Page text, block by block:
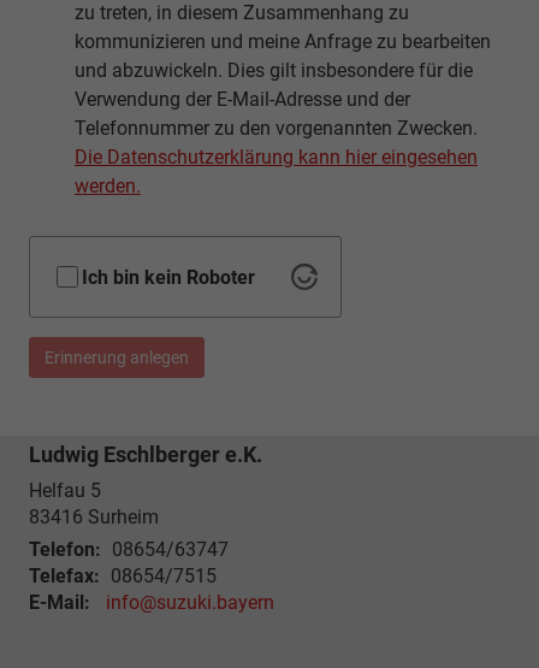
zu treten, in diesem Zusammenhang zu
kommunizieren und meine Anfrage zu bearbeiten
und abzuwickeln. Dies gilt insbesondere für die
Verwendung der E-Mail-Adresse und der
Telefonnummer zu den vorgenannten Zwecken.
Die Datenschutzerklärung kann hier eingesehen
werden.
Ich bin kein Roboter
Erinnerung anlegen
Ludwig Eschlberger e.K.
Helfau 5
83416 Surheim
Telefon: 08654/63747
Telefax: 08654/7515
E-Mail:
info@suzuki.bayern